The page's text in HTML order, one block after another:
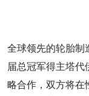
全球领先的轮胎制
届总冠军得主塔代
略合作，双方将在